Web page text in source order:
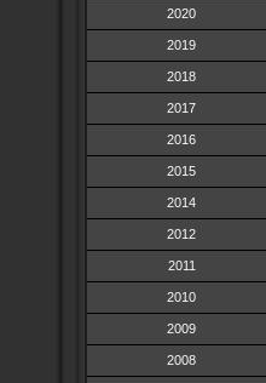
2020
2019
2018
2017
2016
2015
2014
2012
2011
2010
2009
2008